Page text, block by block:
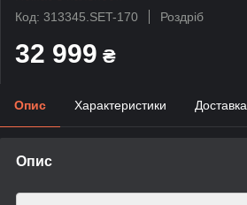
Код: 313345.SET-170
Роздріб
32 999 ₴
Опис Характеристики Доставка
Опис